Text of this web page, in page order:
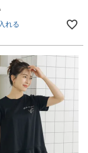
れる